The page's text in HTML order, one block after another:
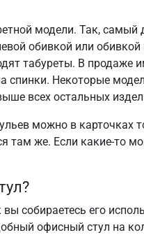
модели. Так,
обивкой или
табуреты. В продаже
спинки. Некоторые
всех остальных
можно в карточках
там же. Если какие-то
вы собираетесь его
офисный стул на